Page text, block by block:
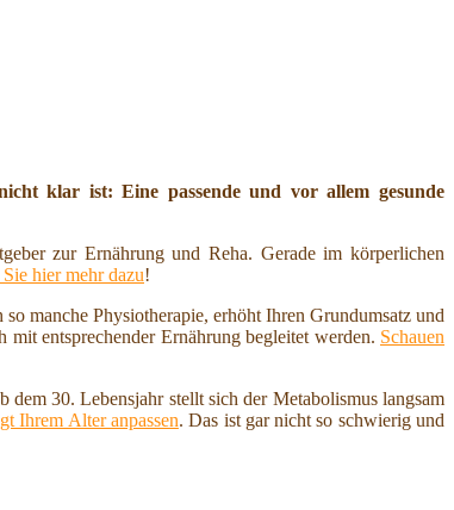
klar ist: Eine passende und vor allem gesunde
zur Ernährung und Reha. Gerade im körperlichen
hier mehr dazu!
manche Physiotherapie, erhöht Ihren Grundumsatz und
entsprechender Ernährung begleitet werden. Schauen
dem 30. Lebensjahr stellt sich der Metabolismus langsam
Ihrem Alter anpassen. Das ist gar nicht so schwierig und